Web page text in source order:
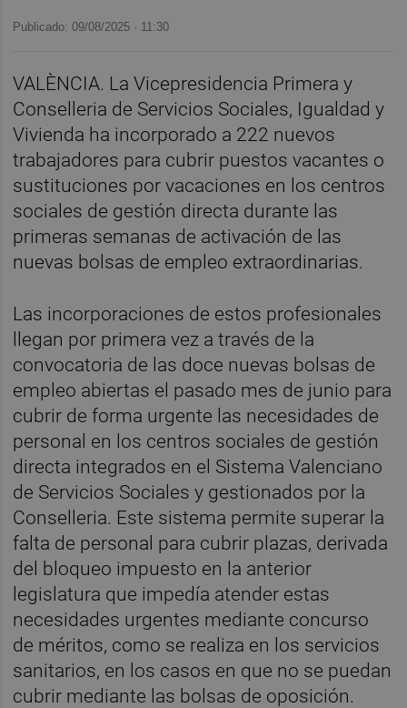
Publicado: 09/08/2025 · 11:30
VALÈNCIA. La Vicepresidencia Primera y
Conselleria de Servicios Sociales, Igualdad y
Vivienda ha incorporado a 222 nuevos
trabajadores para cubrir puestos vacantes o
sustituciones por vacaciones en los centros
sociales de gestión directa durante las
primeras semanas de activación de las
nuevas bolsas de empleo extraordinarias.
Las incorporaciones de estos profesionales
llegan por primera vez a través de la
convocatoria de las doce nuevas bolsas de
empleo abiertas el pasado mes de junio para
cubrir de forma urgente las necesidades de
personal en los centros sociales de gestión
directa integrados en el Sistema Valenciano
de Servicios Sociales y gestionados por la
Conselleria. Este sistema permite superar la
falta de personal para cubrir plazas, derivada
del bloqueo impuesto en la anterior
legislatura que impedía atender estas
necesidades urgentes mediante concurso
de méritos, como se realiza en los servicios
sanitarios, en los casos en que no se puedan
cubrir mediante las bolsas de oposición.